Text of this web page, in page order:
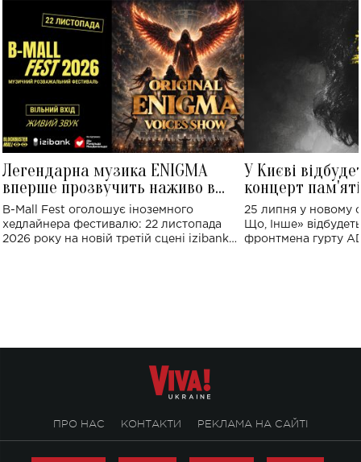
Легендарна музика ENIGMA
вперше прозвучить наживо в
Україні: де відбудеться концерт
B-Mall Fest оголошує іноземного
хедлайнера фестивалю: 22 листопада
2026 року на новій третій сцені izibank
У Києві
концерт
Клименка:
виконають
25 липня у новому
Що, Інше»
фронтмена гурту
ПРО НАС КОНТАКТИ РЕКЛАМА НА САЙТІ